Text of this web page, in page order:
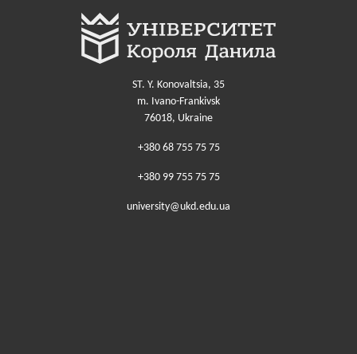
ST. Y. Konovaltsia, 35
m. Ivano-Frankivsk
76018, Ukraine
+380 68 755 75 75
+380 99 755 75 75
university@ukd.edu.ua